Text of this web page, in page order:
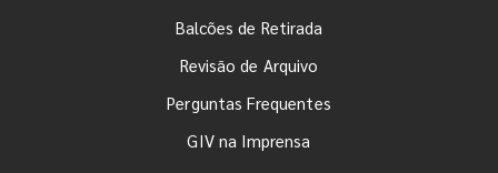
Balcões de Retirada
Revisão de Arquivo
Perguntas Frequentes
GIV na Imprensa